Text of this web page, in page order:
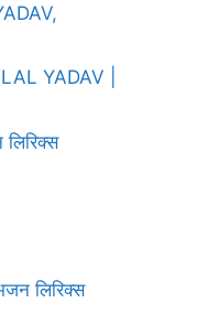
YADAV |
लिरिक्स
लिरिक्स